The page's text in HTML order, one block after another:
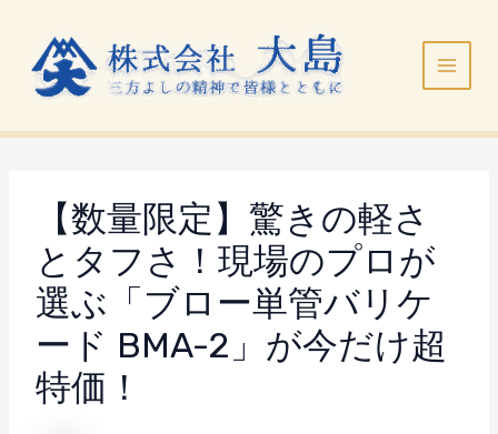
ッ
Menu
【数量限定】驚きの軽さ
とタフさ！現場のプロが
選ぶ「ブロー単管バリケ
ード BMA-2」が今だけ超
特価！